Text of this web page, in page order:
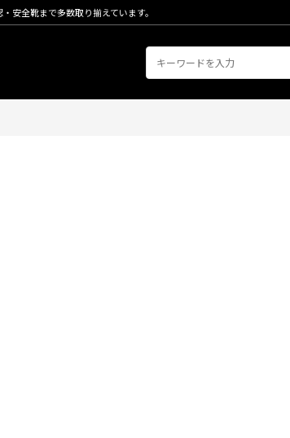
安全靴まで多数取り揃えています。